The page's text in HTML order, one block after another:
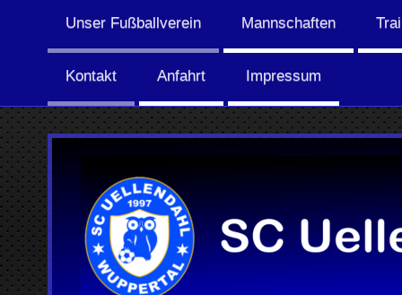
Unser Fußballverein Mannschaften
Kontakt Anfahrt Impressum